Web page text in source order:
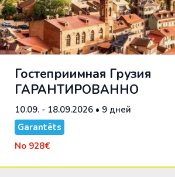
Гостеприимная Грузия
ГАРАНТИРОВАННО
10.09. - 18.09.2026 • 9 дней
Garantēts
No 928€